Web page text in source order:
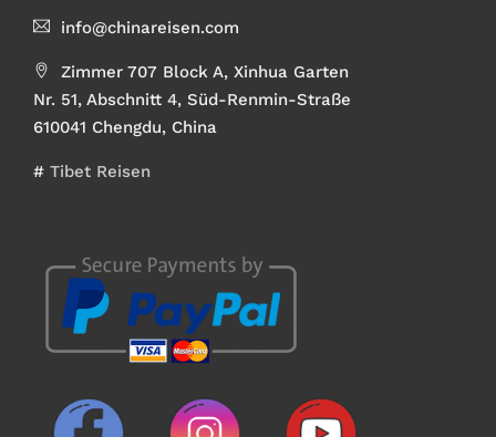
info@chinareisen.com
Zimmer 707 Block A, Xinhua Garten
Nr. 51, Abschnitt 4, Süd-Renmin-Straße
610041 Chengdu, China
# Tibet Reisen